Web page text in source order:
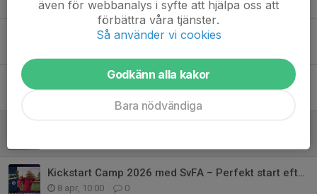
25 maj, 14:33 0
Hemmapremiär för herrarna!
Kickstart Camp 2026 med SvFA – Perfekt start efter sommaruppehållet!
8 apr, 10:00 0
även för webbanalys i syfte att hjälpa oss att
förbättra våra tjänster.
Så använder vi cookies
Godkänn alla kakor
Bara nödvändiga